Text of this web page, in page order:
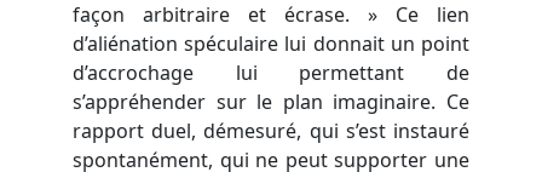
façon arbitraire et écrase. » Ce lien
d’aliénation spéculaire lui donnait un point
d’accrochage lui permettant de
s’appréhender sur le plan imaginaire. Ce
rapport duel, démesuré, qui s’est instauré
spontanément, qui ne peut supporter une